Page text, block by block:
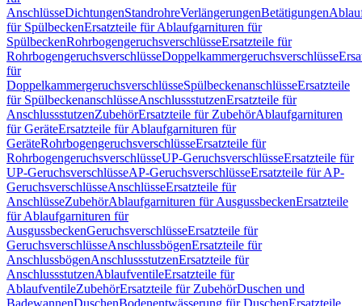
AnschlüsseDichtungenStandrohreVerlängerungenBetätigungen
für SpülbeckenErsatzteile für Ablaufgarnituren für
SpülbeckenRohrbogengeruchsverschlüsseErsatzteile für
RohrbogengeruchsverschlüsseDoppelkammergeruchsverschlüsse
für
DoppelkammergeruchsverschlüsseSpülbeckenanschlüsseErsatzteile
für SpülbeckenanschlüsseAnschlussstutzenErsatzteile für
AnschlussstutzenZubehörErsatzteile für ZubehörAblaufgarnituren
für GeräteErsatzteile für Ablaufgarnituren für
GeräteRohrbogengeruchsverschlüsseErsatzteile für
RohrbogengeruchsverschlüsseUP-GeruchsverschlüsseErsatzteile für
UP-GeruchsverschlüsseAP-GeruchsverschlüsseErsatzteile für AP-
GeruchsverschlüsseAnschlüsseErsatzteile für
AnschlüsseZubehörAblaufgarnituren für AusgussbeckenErsatzteile
für Ablaufgarnituren für
AusgussbeckenGeruchsverschlüsseErsatzteile für
GeruchsverschlüsseAnschlussbögenErsatzteile für
AnschlussbögenAnschlussstutzenErsatzteile für
AnschlussstutzenAblaufventileErsatzteile für
AblaufventileZubehörErsatzteile für ZubehörDuschen und
BadewannenDuschenBodenentwässerung für DuschenErsatzteile